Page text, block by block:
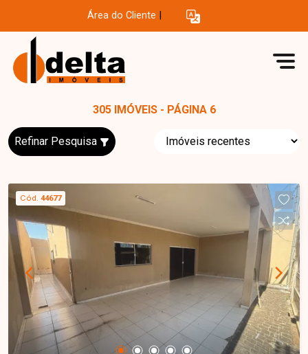
Área do Cliente
305 IMÓVEIS - PÁGINA 6
Refinar Pesquisa
Cód. 44677